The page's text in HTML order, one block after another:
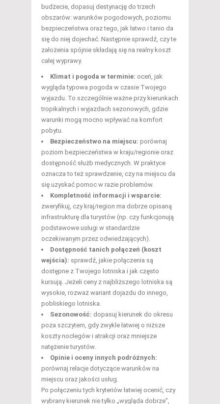
budżecie, dopasuj destynację do trzech
obszarów: warunków pogodowych, poziomu
bezpieczeństwa oraz tego, jak łatwo i tanio da
się do niej dojechać. Następnie sprawdź, czy te
założenia spójnie składają się na realny koszt
całej wyprawy.
Klimat i pogoda w terminie: oceń, jak
wygląda typowa pogoda w czasie Twojego
wyjazdu. To szczególnie ważne przy kierunkach
tropikalnych i wyjazdach sezonowych, gdzie
warunki mogą mocno wpływać na komfort
pobytu.
Bezpieczeństwo na miejscu: porównaj
poziom bezpieczeństwa w kraju/regionie oraz
dostępność służb medycznych. W praktyce
oznacza to też sprawdzenie, czy na miejscu da
się uzyskać pomoc w razie problemów.
Kompletność informacji i wsparcie:
zweryfikuj, czy kraj/region ma dobrze opisaną
infrastrukturę dla turystów (np. czy funkcjonują
podstawowe usługi w standardzie
oczekiwanym przez odwiedzających).
Dostępność tanich połączeń (koszt
wejścia): sprawdź, jakie połączenia są
dostępne z Twojego lotniska i jak często
kursują. Jeżeli ceny z najbliższego lotniska są
wysokie, rozważ wariant dojazdu do innego,
pobliskiego lotniska.
Sezonowość: dopasuj kierunek do okresu
poza szczytem, gdy zwykle łatwiej o niższe
koszty noclegów i atrakcji oraz mniejsze
natężenie turystów.
Opinie i oceny innych podróżnych:
porównaj relacje dotyczące warunków na
miejscu oraz jakości usług.
Po połączeniu tych kryteriów łatwiej ocenić, czy
wybrany kierunek nie tylko „wygląda dobrze”,